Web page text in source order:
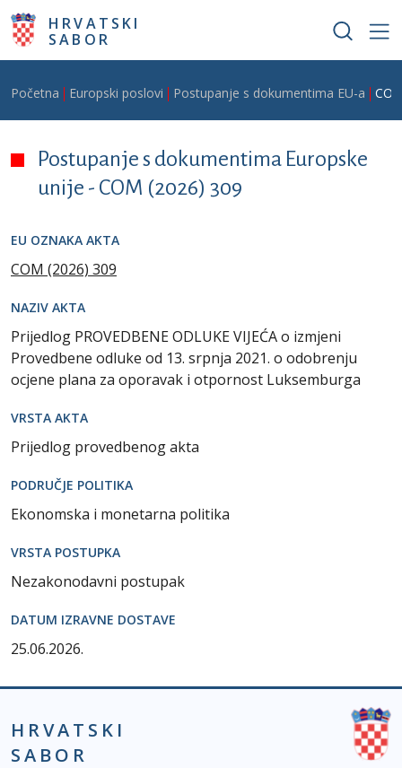
Skoči na glavni sadržaj
HRVATSKI
SABOR
Breadcrumb
Početna Europski poslovi Postupanje s dokumentima EU-a
Postupanje s dokumentima Europske
unije - COM (2026) 309
EU OZNAKA AKTA
COM (2026) 309
NAZIV AKTA
Prijedlog PROVEDBENE ODLUKE VIJEĆA o izmjeni
Provedbene odluke od 13. srpnja 2021. o odobrenju
ocjene plana za oporavak i otpornost Luksemburga
VRSTA AKTA
Prijedlog provedbenog akta
PODRUČJE POLITIKA
Ekonomska i monetarna politika
VRSTA POSTUPKA
Nezakonodavni postupak
DATUM IZRAVNE DOSTAVE
25.06.2026.
HRVATSKI
SABOR